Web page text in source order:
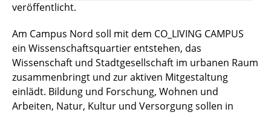
veröffentlicht.
Am Campus Nord soll mit dem CO_LIVING CAMPUS
ein Wissenschaftsquartier entstehen, das
Wissenschaft und Stadtgesellschaft im urbanen Raum
zusammenbringt und zur aktiven Mitgestaltung
einlädt. Bildung und Forschung, Wohnen und
Arbeiten, Natur, Kultur und Versorgung sollen in